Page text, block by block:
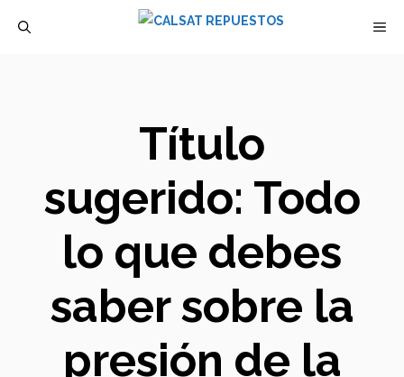
Título
sugerido: Todo
lo que debes
saber sobre la
presión de la